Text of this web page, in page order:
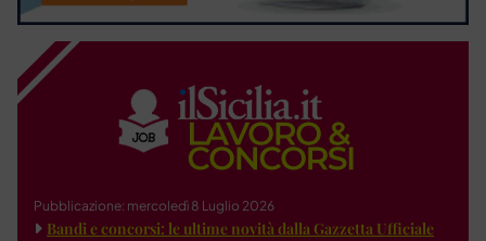
Pubblicazione: mercoledì 8 Luglio 2026
Bandi e concorsi: le ultime novità dalla Gazzetta Ufficiale